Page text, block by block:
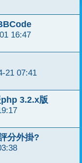
16:47
21 07:41
3.2.x版
分外掛?